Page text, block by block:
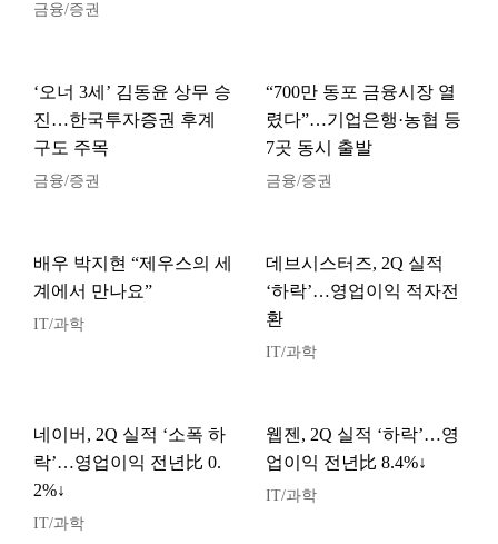
금융/증권
‘오너 3세’ 김동윤 상무 승
진…한국투자증권 후계
구도 주목
금융/증권
“700만 동포 금융시장 열
렸다”…기업은행·농협 등
7곳 동시 출발
금융/증권
배우 박지현 “제우스의 세
계에서 만나요”
IT/과학
데브시스터즈, 2Q 실적
‘하락’…영업이익 적자전
환
IT/과학
네이버, 2Q 실적 ‘소폭 하
락’…영업이익 전년比 0.
2%↓
IT/과학
웹젠, 2Q 실적 ‘하락’…영
업이익 전년比 8.4%↓
IT/과학